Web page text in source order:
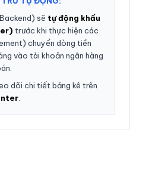
sẽ tự động khấu
trước khi thực hiện các
chuyển dòng tiền
vào tài khoản ngân hàng
dõi chi tiết bảng kê trên